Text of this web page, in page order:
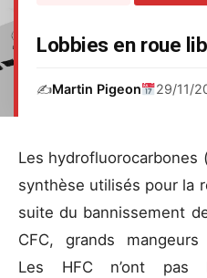
Lobbies en roue
✍️Martin Pigeon 29/11/
Les hydrofluorocarbones
synthèse utilisés pour la
suite du bannissement
CFC, grands mangeurs
Les HFC n’ont pas